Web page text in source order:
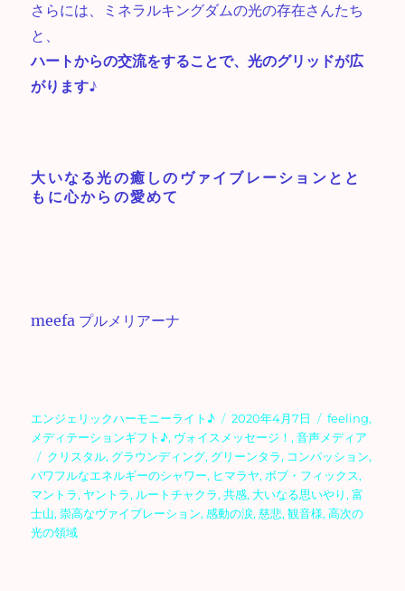
さらには、ミネラルキングダムの光の存在さんたち
と、
ハートからの交流をすることで、光のグリッドが広
がります♪
大いなる光の癒しのヴァイブレーションとと
もに心からの愛めて
meefa プルメリアーナ
投
稿
者
エンジェリックハーモニーライト♪
投
稿
日:
2020年4月7日
カ
テ
ゴ
リ
ー
feeling,
メディテーションギフト♪, ヴォイスメッセージ！,音声メディア
タ
グ
クリスタル, グラウンディング, グリーンタラ, コンパッション,
パワフルなエネルギーのシャワー, ヒマラヤ,ボブ・フィックス,
マントラ, ヤントラ, ルートチャクラ,共感, 大いなる思いやり,富
士山,崇高なヴァイブレーション,感動の涙,慈悲,観音様,高次の
光の領域